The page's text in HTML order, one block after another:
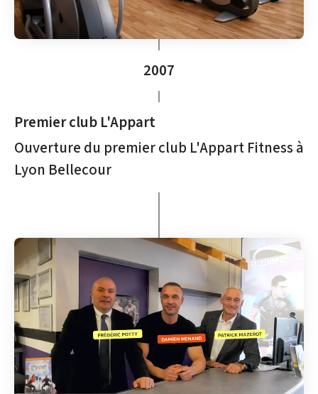
2007
Premier club L'Appart
Ouverture du premier club L'Appart Fitness à
Lyon Bellecour